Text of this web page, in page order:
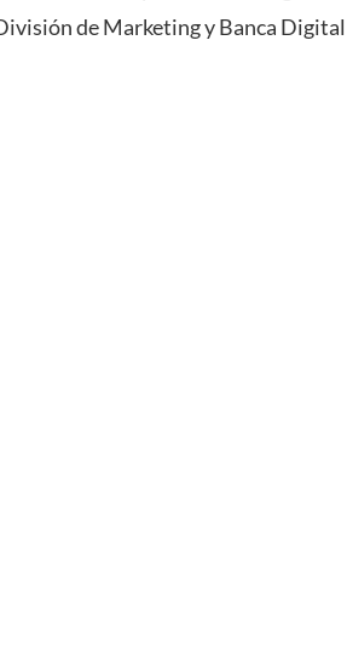
de Marketing y Banca